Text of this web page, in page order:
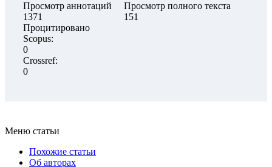
Просмотр аннотаций
1371
Просмотр полного текста
151
Процитировано
Scopus:
0
Crossref:
0
Меню статьи
Похожие статьи
Об авторах